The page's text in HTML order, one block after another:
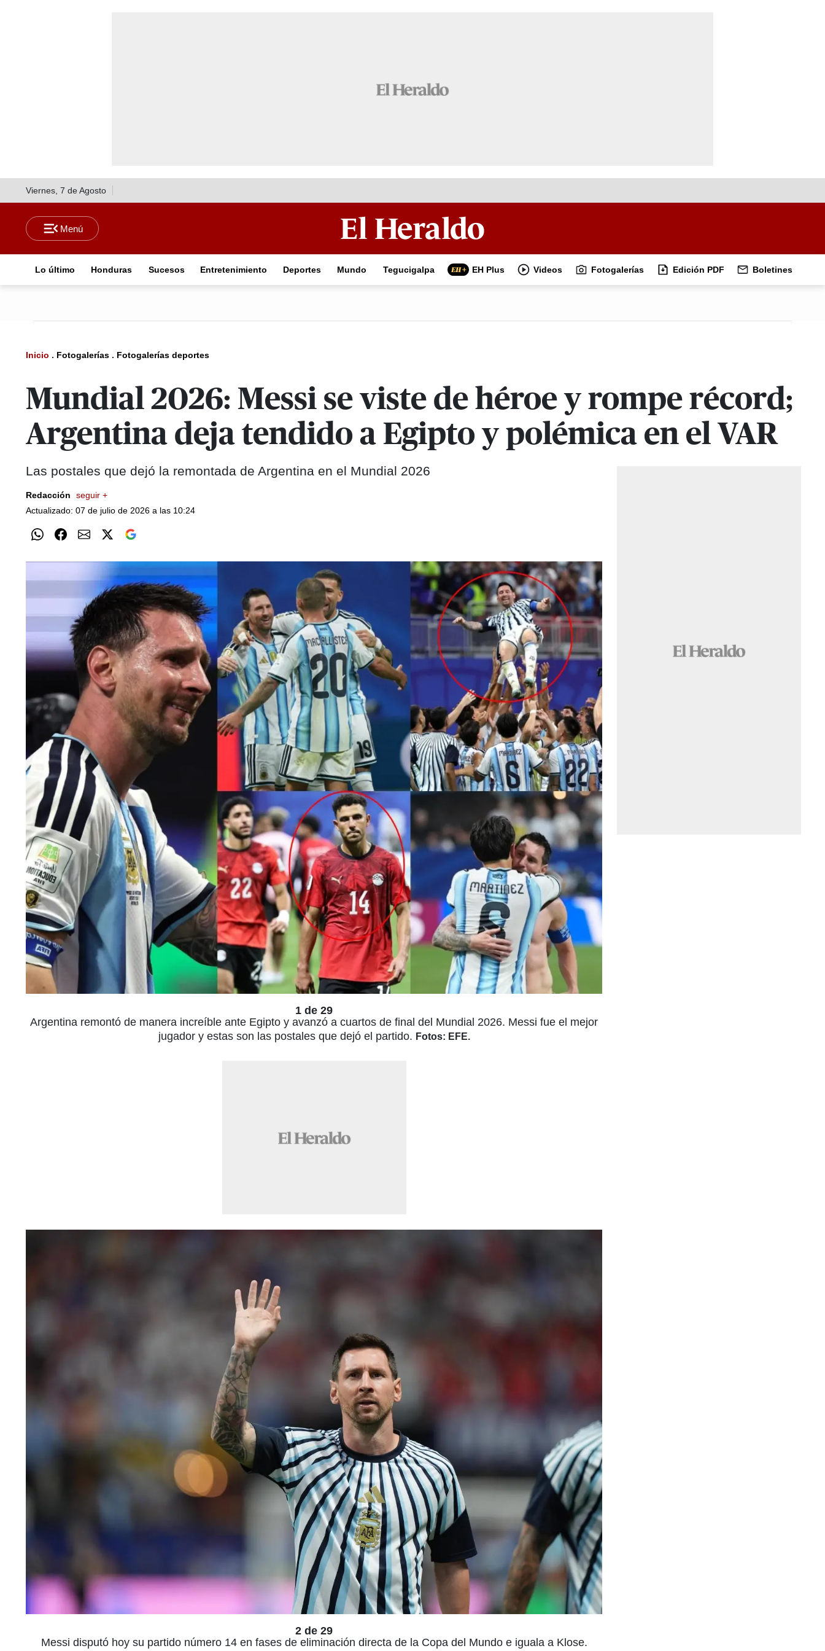
Viernes, 7 de Agosto
Lo último Honduras Sucesos Entretenimiento Deportes Mundo Tegucigalpa EH Plus Videos Fotogalerías Edición PDF Boletines
Inicio . Fotogalerías . Fotogalerías deportes
Mundial 2026: Messi se viste de héroe y rompe récord;
Argentina deja tendido a Egipto y polémica en el VAR
Las postales que dejó la remontada de Argentina en el Mundial 2026
Redacción
seguir +
Actualizado: 07 de julio de 2026 a las 10:24
1 de 29
Argentina remontó de manera increíble ante Egipto y avanzó a cuartos de final del Mundial 2026. Messi fue el mejor
jugador y estas son las postales que dejó el partido. Fotos: EFE.
2 de 29
Messi disputó hoy su partido número 14 en fases de eliminación directa de la Copa del Mundo e iguala a Klose.